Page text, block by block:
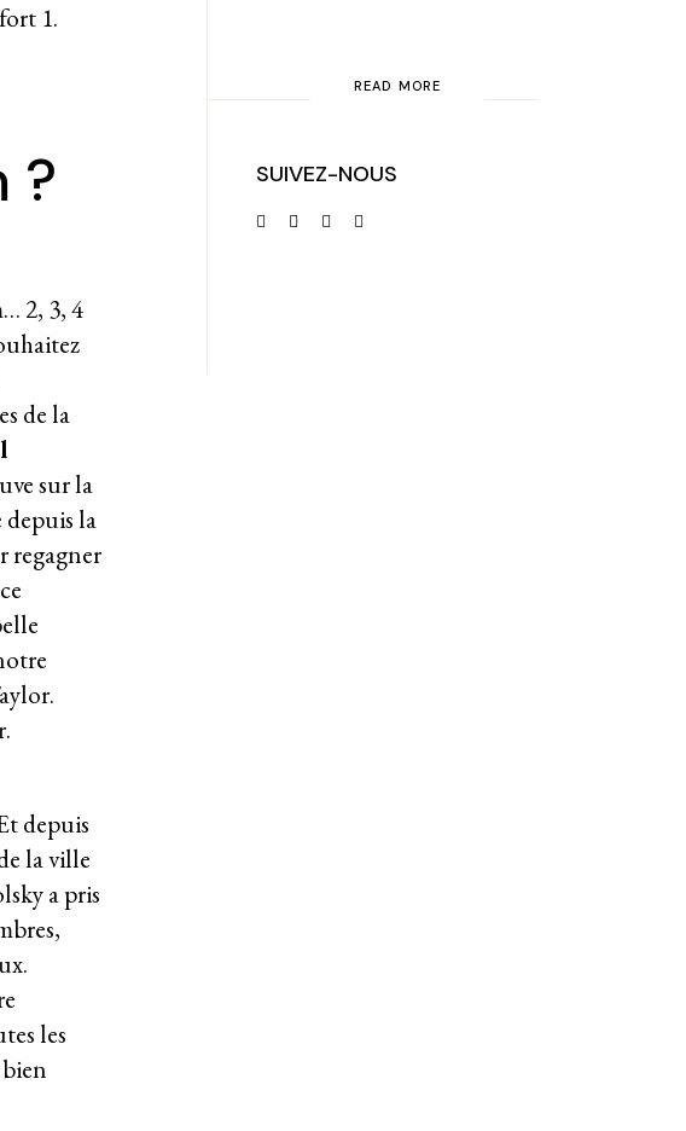
1.
?
2, 3, 4
de la
sur la
depuis la
regagner
.
depuis
la ville
a pris
les
READ MORE
SUIVEZ-NOUS